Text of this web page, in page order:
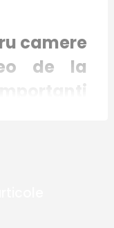
camere
de la